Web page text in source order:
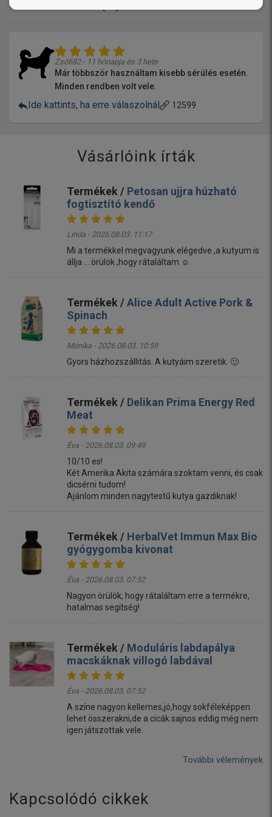
Zsófi82 - 11 hónapja és 3 hete
Már többször használtam kisebb sérülés esetén.
Minden rendben volt vele.
Ide kattints, ha erre válaszolnál 12599
Vásárlóink írták
Termékek / Petosan ujjra húzható
fogtisztító kendő
Linda - 2026.08.03. 11:17
Mi a termékkel megvagyunk elégedve ,a kutyum is
állja ....örülök ,hogy rátaláltam ☺️
Termékek /Alice Adult Active Pork &
Spinach
Mónika - 2026.08.03. 10:59
Gyors házhozszállitás. A kutyáim szeretik. 🙂
Termékek / Delikan Prima Energy Red
Meat
Éva - 2026.08.03. 09:49
10/10 es!
Két Amerika Akita számára szoktam venni, és csak
dicsérni tudom!
Ajánlom minden nagytestű kutya gazdiknak!
Termékek / HerbalVet Immun Max Bio
gyógygomba kivonat
Éva - 2026.08.03. 07:52
Nagyon örülök, hogy rátaláltam erre a termékre,
hatalmas segítség!
Termékek / Moduláris labdapálya
macskáknak villogó labdával
Éva - 2026.08.03. 07:52
A színe nagyon kellemes,jó,hogy sokféleképpen
lehet összerakni,de a cicák sajnos eddig még nem
igen játszottak vele.
További vélemények
Kapcsolódó cikkek